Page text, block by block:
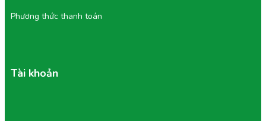
Tài khoản
Phương thức thanh toán